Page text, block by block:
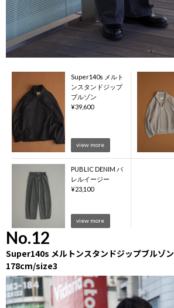
Super140s メルト
ンスタンドジップ
ブルゾン
¥39,600
view more
PUBLIC DENIM バ
レルイージー
¥23,100
view more
No.12
Super140s メルトンスタンドジップブルゾン
178cm/size3